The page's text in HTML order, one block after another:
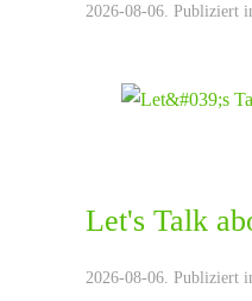
2026-08-06. Publiziert
Let's Talk
2026-08-06. Publiziert